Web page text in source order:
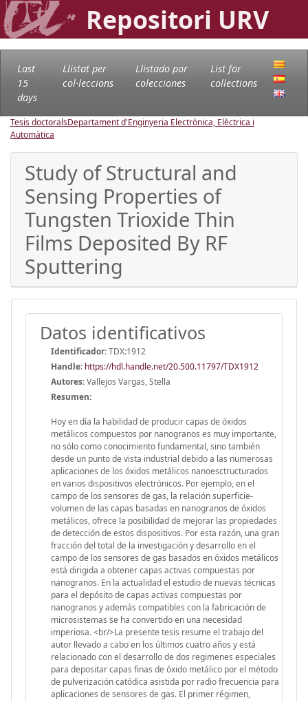
Repositori URV
Last
15
days
Llistat per
col·leccions
Llistado por
colecciones
List for
collections
Tesis doctoralsDepartament d'Enginyeria Electrònica, Elèctrica i
Automàtica
Study of Structural and
Sensing Properties of
Tungsten Trioxide Thin
Films Deposited By RF
Sputtering
Datos identificativos
Identificador:TDX:1912
Handle: https://hdl.handle.net/20.500.11797/TDX1912
Autores:Vallejos Vargas, Stella
Resumen:
Hoy en día la habilidad de producir capas de óxidos metálicos compuestos por nanogranos es muy importante, no sólo como conocimiento fundamental, sino también desde un punto de vista industrial debido a las numerosas aplicaciones de los óxidos metálicos nanoesctructurados en varios dispositivos electrónicos. Por ejemplo, en el campo de los sensores de gas, la relación superficie-volumen de las capas basadas en nanogranos de óxidos metálicos, ofrece la posibilidad de mejorar las propiedades de detección de estos dispositivos. Por esta razón, una gran fracción del total de la investigación y desarrollo en el campo de los sensores de gas basados en óxidos metálicos está dirigida a obtener capas activas compuestas por nanogranos. En la actualidad el estudio de nuevas técnicas para el depósito de capas activas compuestas por nanogranos y además compatibles con la fabricación de microsistemas se ha convertido en una necesidad imperiosa. <br/>La presente tesis resume el trabajo del autor llevado a cabo en los últimos cuatro años y está relacionado con el desarrollo de dos regimenes especiales para depositar capas finas de óxido metálico por el método de pulverización catódica asistida por radio frecuencia para aplicaciones de sensores de gas. El primer régimen, nombrado régimen de interrupciones consiste en depositar la capa óxido metálico con una o varias interrupciones durante el proceso. El segundo régimen, nombrado régimen flotante consiste en introducir 'extra' interfases dentro del volumen de la capa del óxido metálico por medio de interrupciones y empleando dos densidades de potencia durante el depósito (la primera para depositar el volumen de la capa y la segunda para depositar la capa superficial). El trabajo realizado en esta tesis fue de carácter experimental; además fue complementado por varios tipos de técnicas de caracterización que permitieron estudiar las propiedades físicas y las de detección de las capas depositadas.<br/>Los resultados mostraron que la introducción de 'extra' interfases en el volumen de las capas de trióxido de tungsteno (WO3) influye en las propiedades morfológicas y estructurales de la capa obtenida. Se determinó que la transformación de fase del WO3, de amorfo a cristalino, tiene diferente tipo de actividad en las capas depositadas con interrupciones en comparación con las depositadas sin interrupciones. Así se observó que el proceso de cristalización es más lento cuando se depositan las capas de óxido metálico mediante el régimen de interrupciones. Por otro lado, se observó una reducción del tamaño de grano en las capas de WO3 depositadas tanto a través del régimen de interrupciones como del régimen flotante. También se determinó que los microsensores de gas fabricados empleando los dos regimenes estudiados tienen prometedoras características de detección, puesto que estos dispositivos mostraron mejor sensibilidad y selectividad a bajas concentraciones de gases oxidantes, tales como NO2 y O3, en comparación con los sensores de gas fabricados a través del régimen convencional de depósito por pulverización catódica. En conclusión, los sensores desarrollados en esta tesis podrían ser usados para monitorizar los principales contaminantes del aire.<br/><br/>La tecnología de sensores se muestra como una de las tecnologías más importantes del futuro con una gran variedad de aplicaciones las cuales van desde el sector industrial hasta el sector privado. En la actualidad los sensores de gases son empleados para detectar y monitorizar una variedad de gases incluyendo gases tóxicos y explosivos. Las aplicaciones mas importantes de los sensores de gas están relacionados con el sector de la automoción, el sector industrial y el sector aeroespacial (donde los sensores son empleados para detectar gases tales como NOx, O2, NH3, SO2, O3, CO2 y gases de combustión para la protección del medio ambiente), el sector de la industria alimenticia (donde los sensores de gas son utilizados para controlar los procesos de fermentación), en el sector domestico (donde el CO2, humedad y gases de combustión necesitan ser detectados), el sector médico (donde los sensores de gas son aplicados para el diagnóstico y la monitorización de pacientes), y el sector de la seguridad (donde los sensores de gas son requeridos para detectar trazas de explosivos). Aunque algunas técnicas convencionales como la espectroscopia de masas o la cromatografía de gases pueden ser usadas en las aplicaciones mencionadas anteriormente con alta selectividad y sensibilidad, resulta obvio que su uso esta limitado por el coste, la instrumentación, la complejidad y el volumen de los equipos. Al contrario, los sensores de gas de estado sólido, en particular aquellos basados en capas de óxidos metálicos, representan una buena alternativa debido a su bajo costo, posibilidad de movilidad y compatibilidad con la tecnología microelectrónica. Desafortunadamente la falta de selectividad y estabilidad de largo plazo son parte de la problemática de este tipo de dispositivos. Como resultado, el desarrollo de sensores de gas basados en óxidos metálicos de alta sensibilidad, selectividad y buena estabilidad de largo plazo es el tema de muchas investigaciones. <br/><br/>Hasta ahora, varias estrategias basadas principalmente en el uso de aditivos específicos en la superficie, catalizadores y promotores, controladores de temperatura y filtros han sido estudiadas con el objetivo de resolver parcialmente la problemática de los sensores de gas basados en óxidos metálicos. Sin embargo el autor cree que el paso fundamental para mejorar las funciones de este tipo de sensores esta relacionado con las recientes estrategias que tienen por objetivo el desarrollo de métodos para incremental el área superficial de la capa activa. Es bien sabido que la eficiencia de los sensores basados en óxidos metálicos está relacionada directamente con relación superficie-volumen de las capas activas. <br/><br/>En esencia, las líneas de investigación estudiadas para conseguir altas áreas superficiales en las capas activas, pueden ser clasificadas en dos grupos. El primero consiste en la obtención de nanoparticulas basadas en óxidos metálicos a través de procesos químicos o físicos. El segundo consiste en la aplicación métodos especiales de preparación para el modelado de la superficie activa (por ejemplo, plantillas de estructura de alúmina porosa). Esta última opción representa una buena alternativa, pero sin métodos que permitan depositar capas activas basadas en nanopartículas no es factible. Por esta razón, es importante desarrollar métodos que permitan obtener capas de óxido metálico compuestos por nanopartículas. <br/><br/>En este contexto, la presente tesis tiene como objetivo desarrollar técnicas de deposito basadas en el método de pulverización catódica para depositar capas de oxido metálico compuestas por nanogranos. Este manuscrito resume el trabajo del autor llevado a cabo en los últimos cuatro años y está relacionado con el desarrollo de nuevas tecnologías para depositar capas de óxidos metálicos con el fin de ser aplicadas en sensores de gases. El trabajo realizado en esta tesis fue de carácter experimental; además fue complementado por varios tipos de técnicas de caracterización que permitieron estudiar las propiedades físicas y las de detección de las capas depositadas.<br/><br/>La novedad del trabajo radica en la aplicación de dos regimenes de depósito a través de la técnica de pulverización catódica asistida por radio frecuencia para la creación de capas de oxido metálico aplicadas a sensores de gas. El primer régimen, nombrado régimen de interrupciones consiste en depositar una capa óxido metálico con una o varias interrupciones durante el proceso. En este caso se introducen 'extra' interfases en el volumen de la capa, donde se forma una superficie en equilibrio debido a la saturación de los enlaces libres en la superficie producida por los átomos residuales de la atmósfera y/o la relajación de la estructura en la interfase durante la interrupción. El segundo régimen, nombrado régimen flotante consiste en introducir 'extra' interfases dentro del volumen de la capa del óxido metálico por medio de interrupciones y empleando dos densidades de potencia durante el depósito (la primera para depositar el volumen de la capa y la segunda para depositar la capa superficial). <br/><br/>Los resultados mostraron que la aplicación interrupciones durante el crecimiento de capas finas de WO3 permite la creación de capas compuestas por nanogranos. La caracterización morfológica de las muestras depositadas con este régimen dio evidencia de la reducción del tamaño de grano en el WO3 en comparación con las muestras depositadas a través del régimen convencional. Se determinó una reducción en el tamaño de grano desde 24 nm a 17 nm mediante microscopia de fuerza atómica. Por otro lado, las capas de WO3 depositadas por interrupciones revelaron una estructura monoclínica con simetría Pc. Se determinó que la transformación de fase del WO3, de amorfo a cristalino, tiene diferente tipo de actividad en las capas depositadas con interrupciones en comparación con las depositadas sin interrupciones. Así se observó que el proceso de cristalización es más lento cuando se depositan las capas de óxido metálico mediante el régimen de interrupciones. La caracterización de las propiedades de detección de los microsensores de gas fabricados empleando el régimen de interrupciones reveló una mejora de la sensibilidad y selectividad a bajas concentraciones de gases oxidantes, tales como NO2 y O3, con respecto a los sensores fabricados convencionalmente. La mejora de la sensibilidad de los sensores fabricados con el régimen de interrupciones esta relacionada con la disminución del tamaño de grano en la capa activa.<br/><br/>Los sensores de WO3 fabricados mediante el régimen flotante no mostraron diferencias ni en el tamaño de grano ni en la composición cristalina con respecto a las capas depositadas po